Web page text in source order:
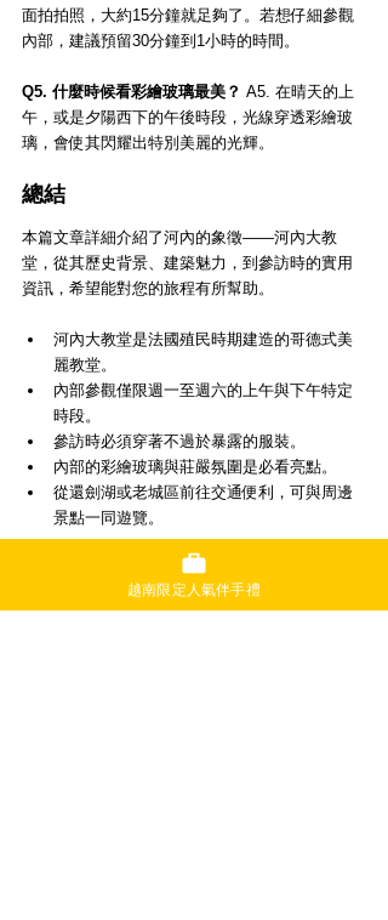
面拍拍照，大約15分鐘就足夠了。若想仔細參觀
內部，建議預留30分鐘到1小時的時間。
Q5. 什麼時候看彩繪玻璃最美？ A5. 在晴天的上
午，或是夕陽西下的午後時段，光線穿透彩繪玻
璃，會使其閃耀出特別美麗的光輝。
總結
本篇文章詳細介紹了河內的象徵——河內大教
堂，從其歷史背景、建築魅力，到參訪時的實用
資訊，希望能對您的旅程有所幫助。
河內大教堂是法國殖民時期建造的哥德式美
麗教堂。
內部參觀僅限週一至週六的上午與下午特定
時段。
參訪時必須穿著不過於暴露的服裝。
內部的彩繪玻璃與莊嚴氛圍是必看亮點。
從還劍湖或老城區前往交通便利，可與周邊
景點一同遊覽。
河內大教堂不僅是一個觀光景點，更是一個承載
著河內歷史、文化與人們祈禱的能量景點。希望
越南限定人氣伴手禮